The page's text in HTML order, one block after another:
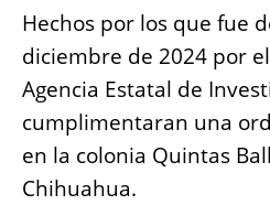
Hechos por los que fue
diciembre de 2024 por
Agencia Estatal de
cumplimentaran una
en la colonia Quintas
Chihuahua.